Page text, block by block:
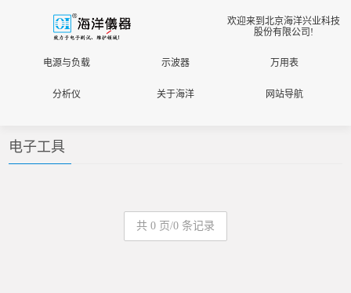
欢迎来到北京海洋兴业科技
股份有限公司!
电源与负载 示波器 万用表
分析仪 关于海洋 网站导航
电子工具
共 0 页/0 条记录